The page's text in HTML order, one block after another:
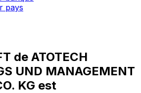
pays
de ATOTECH
UND MANAGEMENT
KG est